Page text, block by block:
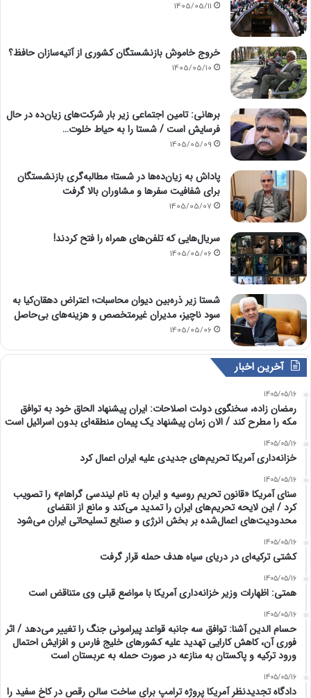
1405/05/11
خروج خاموش بازنشستگان کشوری از آتیه‌سازان حافظ؟
1405/05/10
برهانی: تامین اجتماعی زیر بار شرکت‌های زیان‌ده در حال
فرسایش است / شستا را به حیاط خلوت…
1405/05/09
پاداش به زیان‌ده‌ها در شستا؛ مطالبه‌گری بازنشستگان
برای شفافیت سفرها و مشاوران بالا گرفت
1405/05/07
سریال‌هایی که تلفن‌های همراه را فتح کردند!
1405/05/06
شستا زیر ذره‌بین دیوان محاسبات؛ اعتراض دهقان‌کیا به
سود ناچیز، مدیران غیرمتخصص و هزینه‌های بی‌حاصل
1405/05/06
آخرین اخبار
1405/05/16
رمضان زاده، سخنگوی دولت اصلاحات: ایران پیشنهاد الحاق خود به توافق
مکه را مطرح کند / الان زمان پیشنهاد یک پیمان منطقه‌ای بدون اسرائیل است
1405/05/16
خزانه‌داری آمریکا تحریم‌های جدیدی علیه ایران اعمال کرد
1405/05/16
سنای آمریکا «قانون تحریم روسیه و ایران به نام لیندسی گراهام» را تصویب
کرد / این لایحه تحریم‌های ایران را تمدید می‌کند و مانع از انقضای
محدودیت‌های اعمال‌شده بر بخش انرژی و صنایع تسلیحاتی ایران می‌شود
1405/05/16
کشتی ترکیه‌ای در دریای سیاه هدف حمله قرار گرفت
1405/05/16
همتی: اظهارات وزیر خزانه‌داری آمریکا با مواضع قبلی وی متناقض است
1405/05/16
حسام الدین آشنا: توافق سه جانبه قواعد پیرامونی جنگ را تغییر می‌دهد / اثر
فوری آن، کاهش کارایی تهدید علیه کشور‌های خلیج فارس و افزایش احتمال
ورود ترکیه و پاکستان به منازعه در صورت حمله به عربستان است
1405/05/16
دادگاه تجدیدنظر آمریکا پروژه ترامپ برای ساخت سالن رقص در کاخ سفید را